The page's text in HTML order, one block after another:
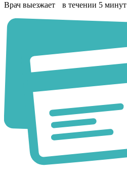
Врач выезжает в течении 5 минут